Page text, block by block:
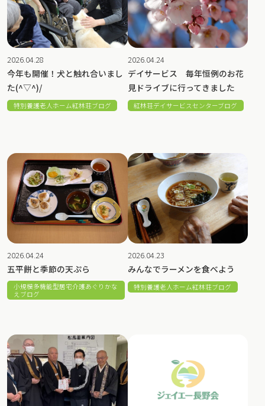
今年も開催！犬と触れ合いまし
た(^▽^)/
2026.04.28
特別養護老人ホーム紅林荘ブログ
デイサービス 毎年恒例のお花
見ドライブに行ってきました
2026.04.24
紅林荘デイサービスセンターブログ
五平餅と季節の天ぷら
2026.04.24
小規模多機能型居宅介護あぐりかな
えブログ
みんなでラーメンを食べよう
2026.04.23
特別養護老人ホーム紅林荘ブログ